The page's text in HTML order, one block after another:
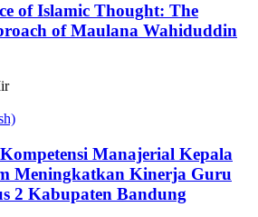
of Islamic Thought: The
of Maulana Wahiduddin
Manajerial Kepala
Meningkatkan Kinerja Guru
2 Kabupaten Bandung